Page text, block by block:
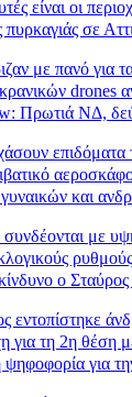
είναι οι
σε
με πανό
drones
Πρωτιά ΝΔ,
και
με
ο
εντοπίστηκε
για τη 2η
για